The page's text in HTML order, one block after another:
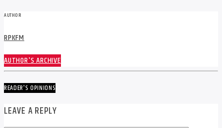
AUTHOR
RPKFM
AUTHOR'S ARCHIVE
READER'S OPINIONS
LEAVE A REPLY